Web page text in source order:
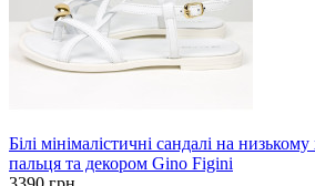
Білі мінімалістичні сандалі на
пальця та декором Gino Figini